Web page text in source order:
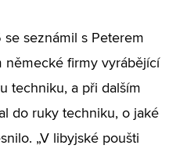
seznámil s Peterem
německé firmy vyrábějící
techniku, a při dalším
do ruky techniku, o jaké
„V libyjské poušti